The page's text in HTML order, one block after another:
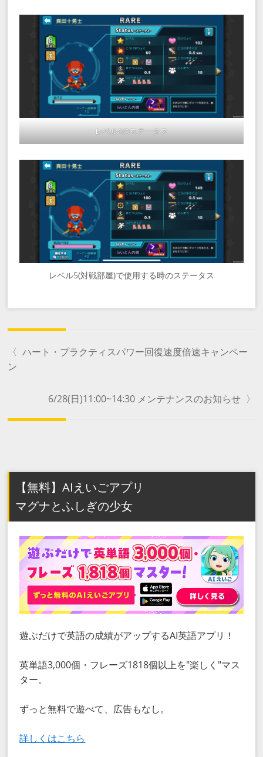
レベル1のステータス
レベル5(対戦部屋)で使用する時のステータス
〈 ハート・プラクティスパワー回復速度倍速キャンペー
ン
6/28(日)11:00~14:30 メンテナンスのお知らせ 〉
【無料】AIえいごアプリ
マグナとふしぎの少女
遊ぶだけで英語の成績がアップするAI英語アプリ！
英単語3,000個・フレーズ1818個以上を"楽しく"マス
ター。
ずっと無料で遊べて、広告もなし。
詳しくはこちら